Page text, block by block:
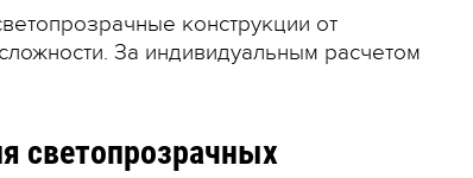
конструкции от
За индивидуальным расчетом
светопрозрачных